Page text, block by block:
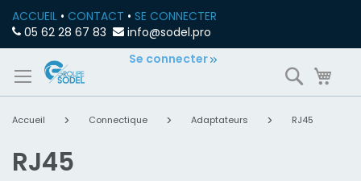
ACCUEIL • CONTACT • SE CONNECTER
05 62 28 67 83
info@sodel.pro
Se connecter
Accueil Connectique Adaptateurs RJ45
RJ45